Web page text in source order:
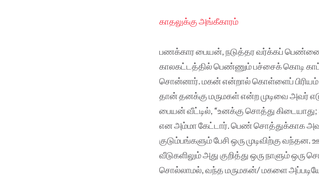
காதலுக்கு அங்கீகாரம்
பணக்கார பையன், நடுத்தர வர்க்கப்
காலகட்டத்தில் பெண்ணும் பச்சைக் கொடி
சொன்னார். மகன் என்றால் கொள்ளைப் பிரியம்
தான் தனக்கு மருமகள் என்ற முடிவை அவர்
பையன் வீட்டில், “உனக்கு சொத்து
என அம்மா கேட்டார். பெண் சொத்துக்காக
குடும்பங்களும் பேசி ஒரு முடிவிற்கு
வீடுகளிலும் அது குறித்து ஒரு நாளும் ஒரு
சொல்லாமல், வந்த மருமகன்/ மகளை